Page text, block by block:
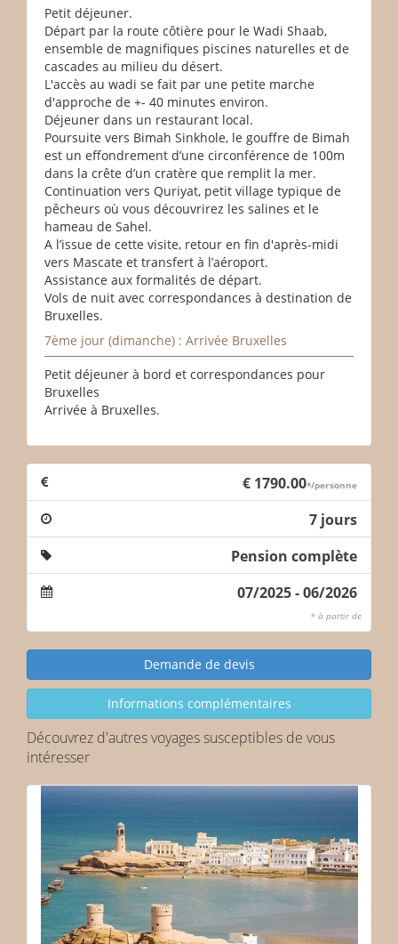
Petit déjeuner.
Départ par la route côtière pour le Wadi Shaab,
ensemble de magnifiques piscines naturelles et de
cascades au milieu du désert.
L'accès au wadi se fait par une petite marche
d'approche de +- 40 minutes environ.
Déjeuner dans un restaurant local.
Poursuite vers Bimah Sinkhole, le gouffre de Bimah
est un effondrement d’une circonférence de 100m
dans la crête d’un cratère que remplit la mer.
Continuation vers Quriyat, petit village typique de
pêcheurs où vous découvrirez les salines et le
hameau de Sahel.
A l’issue de cette visite, retour en fin d'après-midi
vers Mascate et transfert à l’aéroport.
Assistance aux formalités de départ.
Vols de nuit avec correspondances à destination de
Bruxelles.
7ème jour (dimanche) : Arrivée Bruxelles
Petit déjeuner à bord et correspondances pour
Bruxelles
Arrivée à Bruxelles.
€ 1790.00*/personne
7 jours
Pension complète
07/2025 - 06/2026
* à partir de
Découvrez d'autres voyages susceptibles de vous
intéresser